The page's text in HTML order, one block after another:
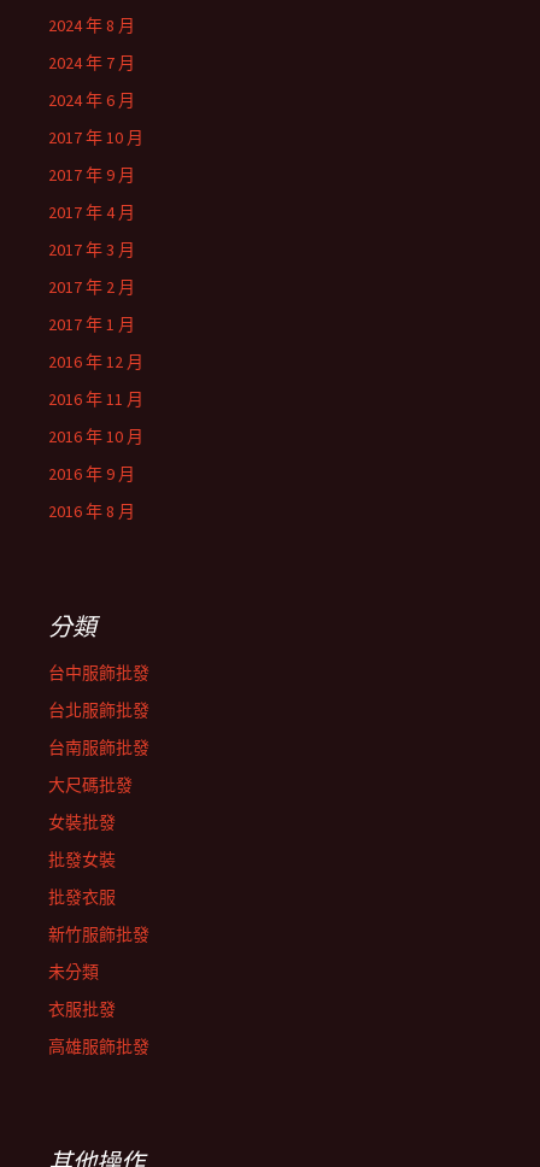
2024 年 8 月
2024 年 7 月
2024 年 6 月
2017 年 10 月
2017 年 9 月
2017 年 4 月
2017 年 3 月
2017 年 2 月
2017 年 1 月
2016 年 12 月
2016 年 11 月
2016 年 10 月
2016 年 9 月
2016 年 8 月
分類
台中服飾批發
台北服飾批發
台南服飾批發
大尺碼批發
女裝批發
批發女裝
批發衣服
新竹服飾批發
未分類
衣服批發
高雄服飾批發